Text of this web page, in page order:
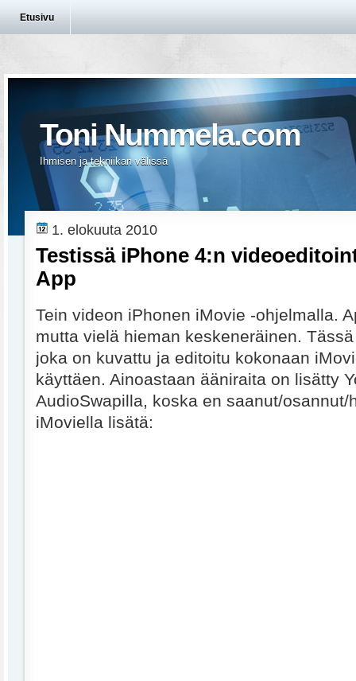
Etusivu
Toni Nummela.com
Ihmisen ja tekniikan välissä
1. elokuuta 2010
Testissä iPhone 4:n
App
Tein videon iPhonen iMovie -ohjelmalla.
mutta vielä hieman keskeneräinen.
joka on kuvattu ja editoitu kokonaan
käyttäen. Ainoastaan ääniraita on lisätty
AudioSwapilla, koska en saanut/osannut/
iMoviella lisätä: